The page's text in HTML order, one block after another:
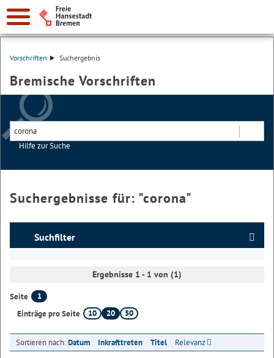
Vorschriften Suchergebnis
Bremische Vorschriften
Hilfe zur Suche
Suchergebnisse für: "corona"
Suchfilter
Ergebnisse 1 - 1 von (1)
Seite
1
Einträge pro Seite
10 20 50
Sortieren nach:Datum Inkrafttreten Titel Relevanz